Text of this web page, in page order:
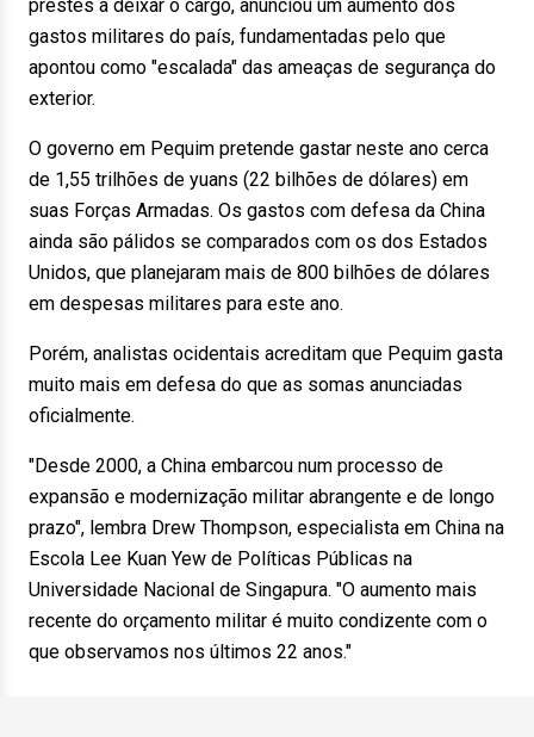
prestes a deixar o cargo, anunciou um aumento dos
gastos militares do país, fundamentadas pelo que
apontou como "escalada" das ameaças de segurança do
exterior.
O governo em Pequim pretende gastar neste ano cerca
de 1,55 trilhões de yuans (22 bilhões de dólares) em
suas Forças Armadas. Os gastos com defesa da China
ainda são pálidos se comparados com os dos Estados
Unidos, que planejaram mais de 800 bilhões de dólares
em despesas militares para este ano.
Porém, analistas ocidentais acreditam que Pequim gasta
muito mais em defesa do que as somas anunciadas
oficialmente.
"Desde 2000, a China embarcou num processo de
expansão e modernização militar abrangente e de longo
prazo", lembra Drew Thompson, especialista em China na
Escola Lee Kuan Yew de Políticas Públicas na
Universidade Nacional de Singapura. "O aumento mais
recente do orçamento militar é muito condizente com o
que observamos nos últimos 22 anos."